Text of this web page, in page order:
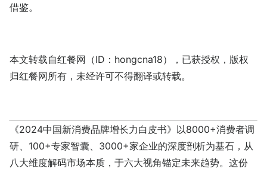
借鉴。
本文转载自红餐网（ID：hongcna18），已获授权，版权
归红餐网所有，未经许可不得翻译或转载。
《2024中国新消费品牌增长力白皮书》以8000+消费者调
研、100+专家智囊、3000+家企业的深度剖析为基石，从
八大维度解码市场本质，于六大视角锚定未来趋势。这份